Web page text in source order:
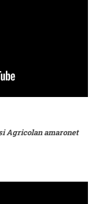
Agricolan amaronet